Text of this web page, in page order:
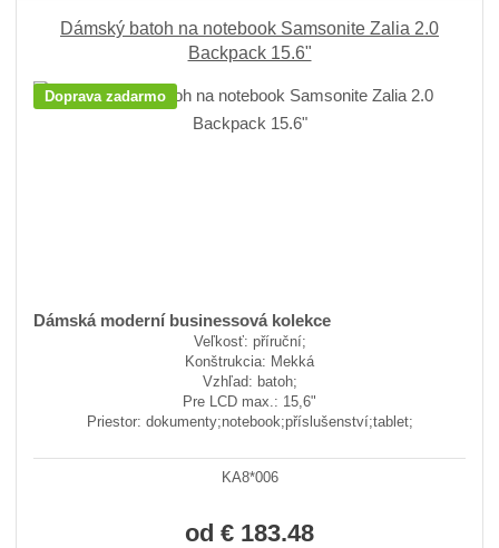
Dámský batoh na notebook Samsonite Zalia 2.0
Backpack 15.6"
Doprava zadarmo
Dámská moderní businessová kolekce
Veľkosť: příruční;
Konštrukcia: Mekká
Vzhľad: batoh;
Pre LCD max.: 15,6"
Priestor: dokumenty;notebook;příslušenství;tablet;
KA8*006
od € 183.48